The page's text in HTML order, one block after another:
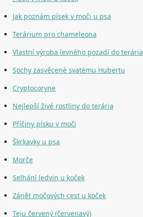
Jak poznám písek v moči u psa
Terárium pro chameleona
Vlastní výroba levného pozadí do terária
Sochy zasvěcené svatému Hubertu
Cryptocoryne
Nejlepší živé rostliny do terária
Příčiny písku v moči
Škrkavky u psa
Morče
Selhání ledvin u koček
Zánět močových cest u koček
Teju červený (červenavý)